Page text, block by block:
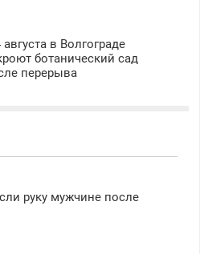
в Волгограде
ботанический сад
перерыва
руку мужчине после